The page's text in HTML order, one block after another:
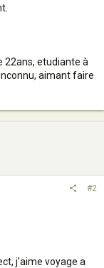
22ans, etudiante à
aimant faire
#2
j'aime voyage a